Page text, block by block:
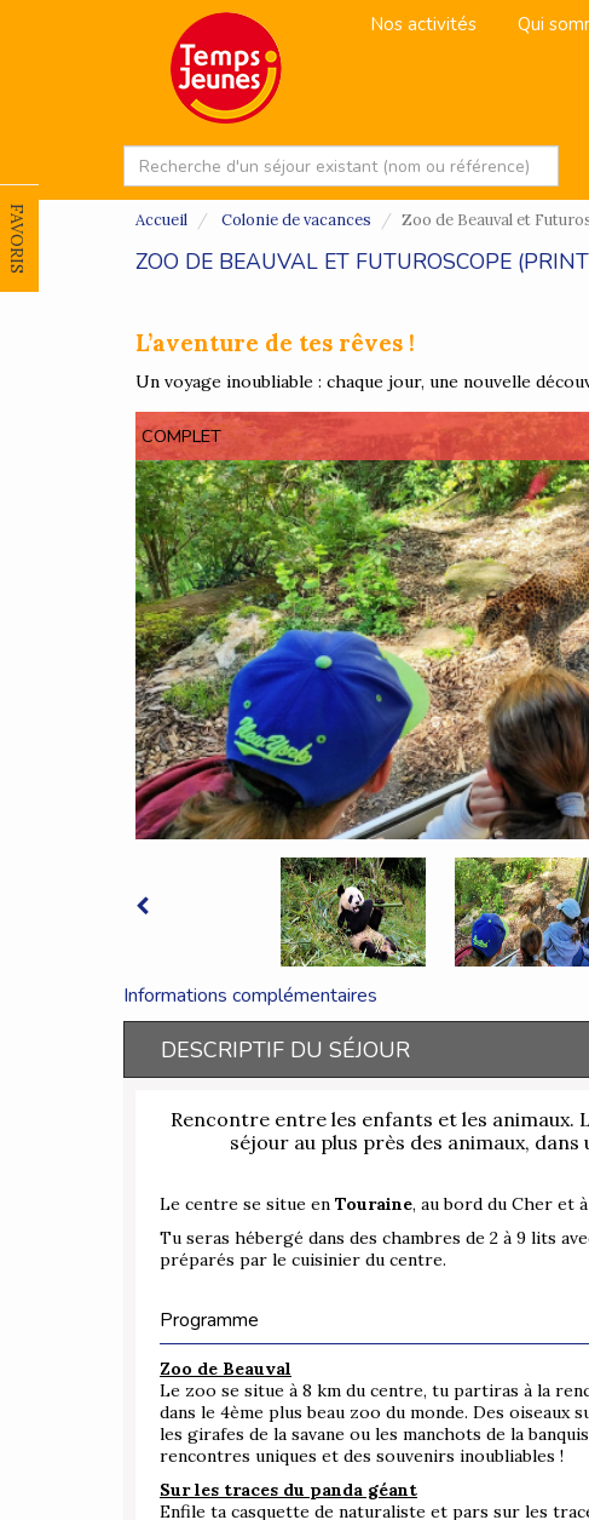
Nos activités Qui
FAVORIS Accueil Colonie de vacances Zoo de Beauval et
ZOO DE BEAUVAL ET FUTUROSCOPE
L’aventure de tes rêves !
Un voyage inoubliable : chaque jour, une nouvelle
COMPLET
Informations complémentaires
DESCRIPTIF DU SÉJOUR
Rencontre entre les enfants et les animaux.
séjour au plus près des animaux,
Le centre se situe en Touraine, au bord du Cher et
Tu seras hébergé dans des chambres de 2 à 9 lits
préparés par le cuisinier du centre.
Programme
Zoo de Beauval
Le zoo se situe à 8 km du centre, tu partiras à la
dans le 4ème plus beau zoo du monde. Des oiseaux
les girafes de la savane ou les manchots de la
rencontres uniques et des souvenirs inoubliables !
Sur les traces du panda géant
Enfile ta casquette de naturaliste et pars sur les